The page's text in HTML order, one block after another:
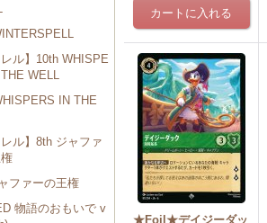
レル】10th WHISPE
WELL
IN THE
レル】8th ジャファ
ファーの王権
物語のおもいで v
★Foil★デイジーダッ